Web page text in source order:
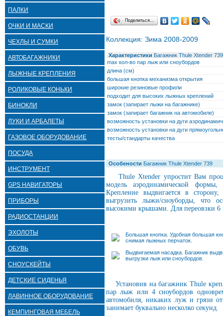
ПАЛКИ
ОЧКИ И МАСКИ
ЧЕХЛЫ И СУМКИ
АВТОБАГАЖНИКИ
ЛЫЖНЫЕ КРЕПЛЕНИЯ
РОЛИКОВЫЕ КОНЬКИ
БИНОКЛИ
ЛУКИ И АРБАЛЕТЫ
ГАЗОВОЕ ОБОРУДОВАНИЕ
ПОСУДА
ИНСТРУМЕНТ
GPS НАВИГАТОРЫ
ПРИБОРЫ
РАДИОСТАНЦИИ
ЭХОЛОТЫ
ОБУВЬ
СНОУСКЕЙТЫ
ДЕТСКИЕ СИДЕНЬЯ
ЛАВИННОЕ ОБОРУДОВАНИЕ
КЕМПИНГОВАЯ МЕБЕЛЬ
Поделиться…
Коллекция: Зима 2008-2009
Характеристики Багажник Thule Xtender 739
max кол-во пар лыж или сноубордов
длина (см)
большая кнопка механизма открытия
широкие резиновые профили
подходит для высоких лыжных креплений
замок (запирает лыжи на багажнике)
замок (запирает багажник на автомобиле)
возможность установки на дуги
возможность установки на дуги
тесты/стандарты качества
Особености Багажник Thule Xtender 739
Thule Xtender упростит Вам
модель аэродинамической формы,
Крепление выдвигается в
выгрузить лыжи/сноуборды, что
высокими крышами. Для переовзки 6
Большая кнопка. Удобная большая
снимая лыжных перчаток.
Выдвигаемая насадка. Багажник
выгрузки лыж или сноубордов.
Установив на багажник Thule
пар лыж или 4 сноубордов
автомобиля, никаких луж и грязи от
занимает буквально несколко секунд.